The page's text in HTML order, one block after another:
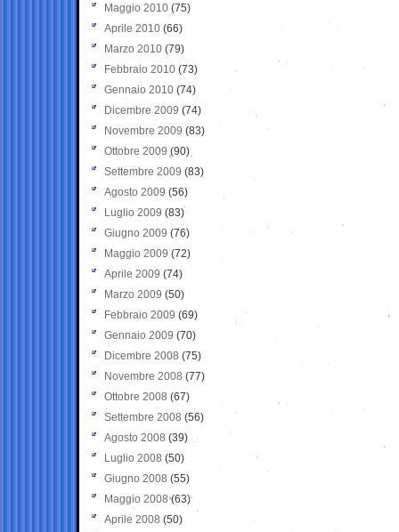
Maggio 2010 (75)
Aprile 2010 (66)
Marzo 2010 (79)
Febbraio 2010 (73)
Gennaio 2010 (74)
Dicembre 2009 (74)
Novembre 2009 (83)
Ottobre 2009 (90)
Settembre 2009 (83)
Agosto 2009 (56)
Luglio 2009 (83)
Giugno 2009 (76)
Maggio 2009 (72)
Aprile 2009 (74)
Marzo 2009 (50)
Febbraio 2009 (69)
Gennaio 2009 (70)
Dicembre 2008 (75)
Novembre 2008 (77)
Ottobre 2008 (67)
Settembre 2008 (56)
Agosto 2008 (39)
Luglio 2008 (50)
Giugno 2008 (55)
Maggio 2008(63)
Aprile 2008 (50)